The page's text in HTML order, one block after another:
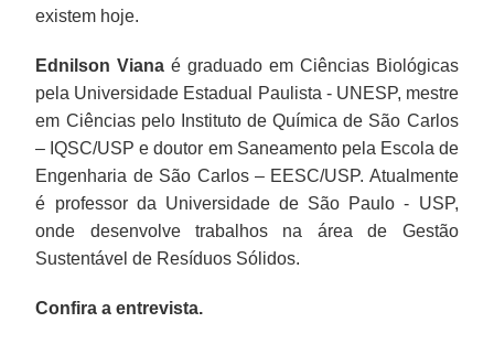
existem hoje.
Ednilson Viana é graduado em Ciências Biológicas
pela Universidade Estadual Paulista - UNESP, mestre
em Ciências pelo Instituto de Química de São Carlos
– IQSC/USP e doutor em Saneamento pela Escola de
Engenharia de São Carlos – EESC/USP. Atualmente
é professor da Universidade de São Paulo - USP,
onde desenvolve trabalhos na área de Gestão
Sustentável de Resíduos Sólidos.
Confira a entrevista.